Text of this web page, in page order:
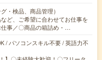
・検品、商品管理）
ど、ご希望に合わせてお仕事を
事／〇商品の箱詰め・…
/ パソコンスキル不要 / 英語力不